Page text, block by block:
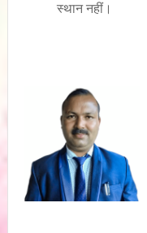
स्थान नहीं।